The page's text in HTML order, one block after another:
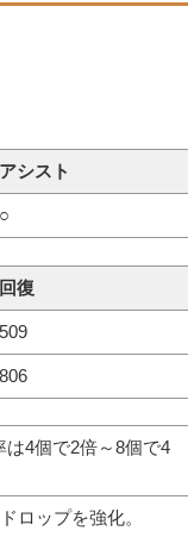
アシスト
○
回復
509
806
4個で2倍～8個で4
ロップを強化。